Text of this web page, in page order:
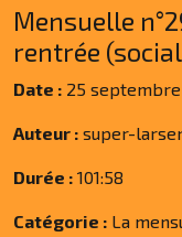
Mensuelle
rentrée
Date : 25
Auteur : super-
Durée : 101:58
Catégorie : La